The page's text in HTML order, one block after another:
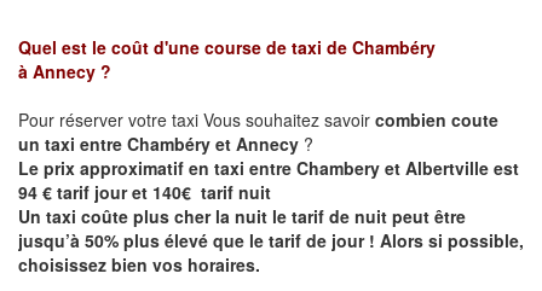
Quel est le coût d'une course de taxi de Chambéry
à Annecy ?
Pour réserver votre taxi Vous souhaitez savoir combien coute
un taxi entre Chambéry et Annecy ?
Le prix approximatif en taxi entre Chambery et Albertville est
94 € tarif jour et 140€ tarif nuit
Un taxi coûte plus cher la nuit le tarif de nuit peut être
jusqu’à 50% plus élevé que le tarif de jour ! Alors si possible,
choisissez bien vos horaires.